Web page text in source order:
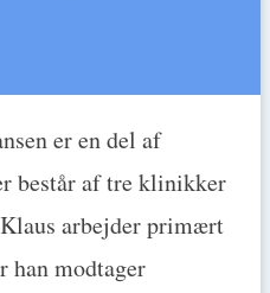
er en del af
består af tre klinikker
arbejder primært
han modtager